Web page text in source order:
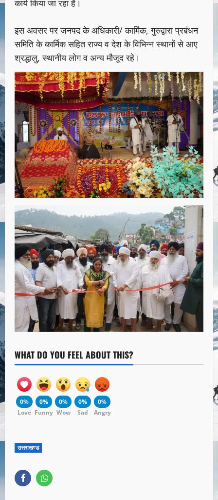
कार्य किया जा रहा है।
इस अवसर पर जनपद के अधिकारी/ कार्मिक, गुरुद्वारा प्रबंधन
समिति के कार्मिक सहित राज्य व देश के विभिन्न स्थानों से आए
श्रद्धालु, स्थानीय लोग व अन्य मौजूद रहे।
WHAT DO YOU FEEL ABOUT THIS?
0%
Love
0%
Funny
0%
Wow
0%
Sad
0%
Angry
उत्तराखण्ड